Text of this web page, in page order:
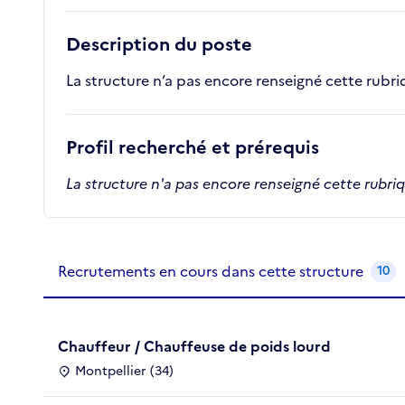
Description du poste
La structure n’a pas encore renseigné cette
Profil recherché et prérequis
La structure n'a pas encore renseigné cette
Recrutements de la structure
Recrutements en cours dans cette structure 10
Chauffeur / Chauffeuse de poids lourd
Montpellier (34)